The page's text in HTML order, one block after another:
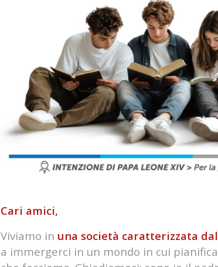
Cari amici,
Viviamo in una società caratterizzata dal
a immergerci in un mondo in cui